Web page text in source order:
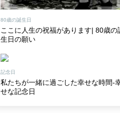
80歳の誕生日
ここに人生の祝福があります| 80歳の
生日の願い
記念日
私たちが一緒に過ごした幸せな時間-
せな記念日